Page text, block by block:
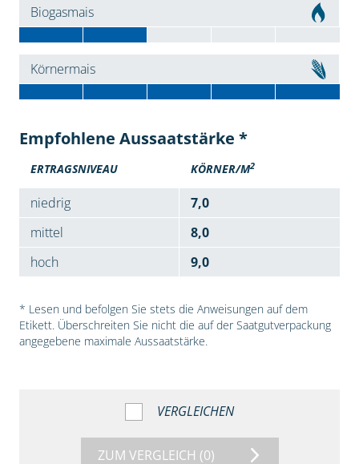
Biogasmais
Körnermais
Empfohlene Aussaatstärke *
ERTRAGSNIVEAU KÖRNER/M2
niedrig
7,0
mittel
8,0
hoch
9,0
* Lesen und befolgen Sie stets die Anweisungen auf dem
Etikett. Überschreiten Sie nicht die auf der Saatgutverpackung
angegebene maximale Aussaatstärke.
VERGLEICHEN
ZUM VERGLEICH (0)